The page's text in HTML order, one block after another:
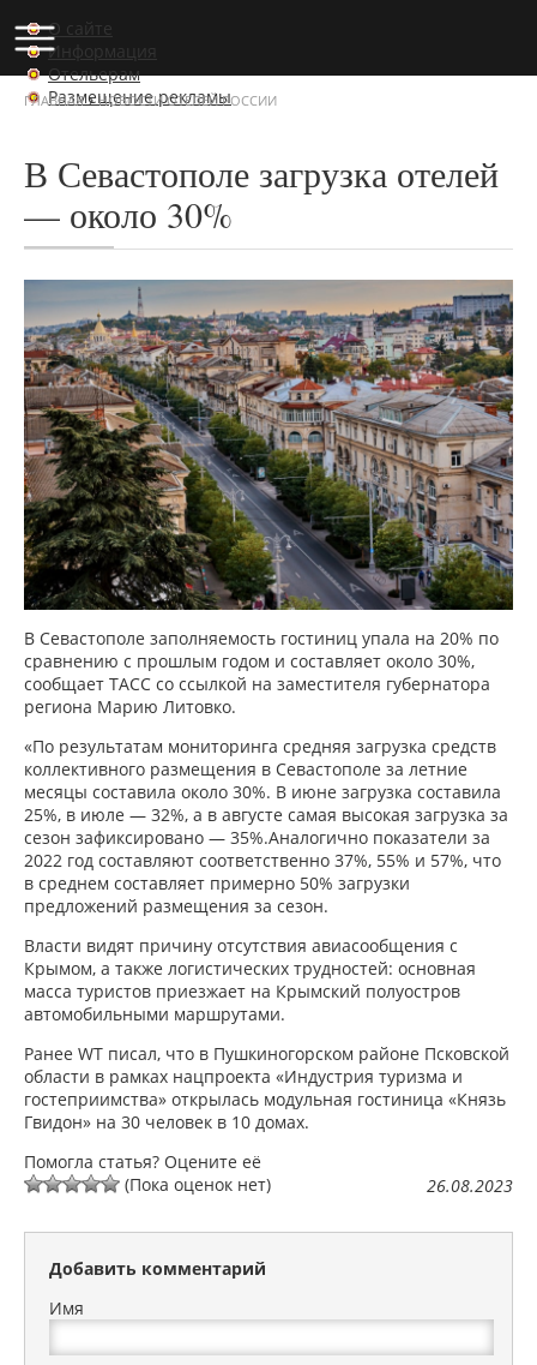
О сайте
Информация
Отельерам
Размещение рекламы
ГЛАВНАЯ › НОВОСТИ ОТЕЛЕЙ РОССИИ
В Севастополе загрузка отелей
— около 30%
В Севастополе заполняемость гостиниц упала на 20% по
сравнению с прошлым годом и составляет около 30%,
сообщает ТАСС со ссылкой на заместителя губернатора
региона Марию Литовко.
«По результатам мониторинга средняя загрузка средств
коллективного размещения в Севастополе за летние
месяцы составила около 30%. В июне загрузка составила
25%, в июле — 32%, а в августе самая высокая загрузка за
сезон зафиксировано — 35%.Аналогично показатели за
2022 год составляют соответственно 37%, 55% и 57%, что
в среднем составляет примерно 50% загрузки
предложений размещения за сезон.
Власти видят причину отсутствия авиасообщения с
Крымом, а также логистических трудностей: основная
масса туристов приезжает на Крымский полуостров
автомобильными маршрутами.
Ранее WT писал, что в Пушкиногорском районе Псковской
области в рамках нацпроекта «Индустрия туризма и
гостеприимства» открылась модульная гостиница «Князь
Гвидон» на 30 человек в 10 домах.
26.08.2023
Помогла статья? Оцените её
(Пока оценок нет)
Добавить комментарий
Имя